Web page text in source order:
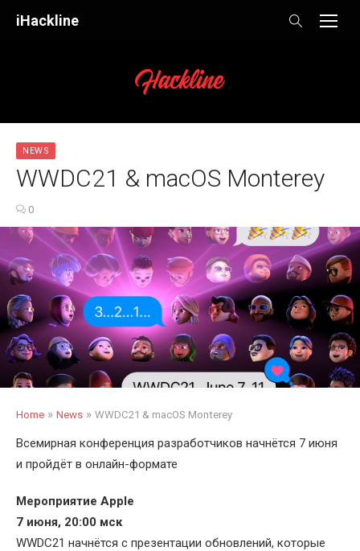
iHackline
NEWS
WWDC21 & macOS Monterey
0
Home » News » WWDC21 & macOS Monterey
Всемирная конференция разработчиков начнётся 7 июня
и пройдёт в онлайн-формате
Мероприятие Apple
7 июня, 20:00 мск
WWDC21 начнётся с презентации обновлений, которые